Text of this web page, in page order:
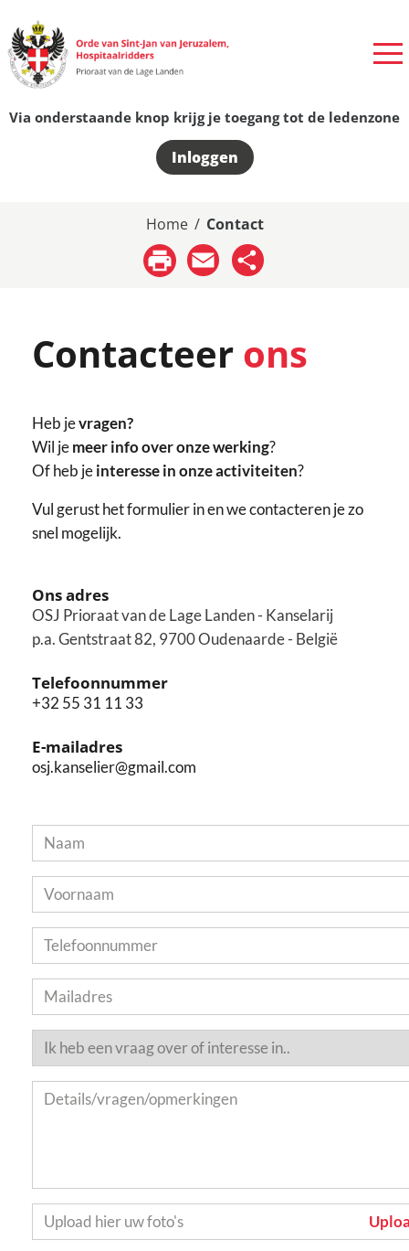
Via onderstaande knop krijg je toegang tot de ledenzone
Inloggen
Home / Contact
Email
Contacteer ons
Heb jevragen?
Wil jemeer info over onze werking?
Of heb jeinteresse in onze activiteiten?
Vul gerust het formulier in en we contacteren je zo
snel mogelijk.
Ons adres
OSJ Prioraat van de Lage Landen - Kanselarij
p.a. Gentstraat 82, 9700 Oudenaarde - België
Telefoonnummer
+32 55 31 11 33
E-mailadres
osj.kanselier@gmail.com